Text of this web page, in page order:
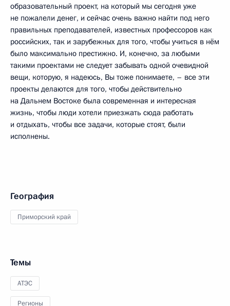
образовательный проект, на который мы сегодня уже
не пожалели денег, и сейчас очень важно найти под него
правильных преподавателей, известных профессоров как
российских, так и зарубежных для того, чтобы учиться в нём
было максимально престижно. И, конечно, за любыми
такими проектами не следует забывать одной очевидной
вещи, которую, я надеюсь, Вы тоже понимаете, – все эти
проекты делаются для того, чтобы действительно
на Дальнем Востоке была современная и интересная
жизнь, чтобы люди хотели приезжать сюда работать
и отдыхать, чтобы все задачи, которые стоят, были
исполнены.
География
Приморский край
Темы
АТЭС
Регионы